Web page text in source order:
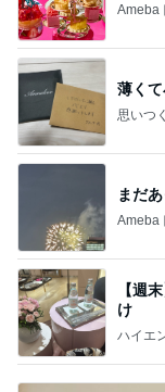
Ameba
薄く
思いつ
まだ
Ameba
【週
け
ハイエ